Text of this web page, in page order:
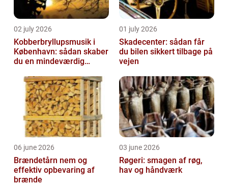
02 july 2026
Kobberbryllupsmusik i
København: sådan skaber
du en mindeværdig
01 july 2026
Skadecenter: sådan får
du bilen sikkert tilbage på
vejen
06 june 2026
Brændetårn nem og
effektiv opbevaring af
brænde
03 june 2026
Røgeri: smagen af røg,
hav og håndværk